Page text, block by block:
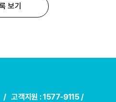
보기
/ 고객지원 : 1577-9115 /